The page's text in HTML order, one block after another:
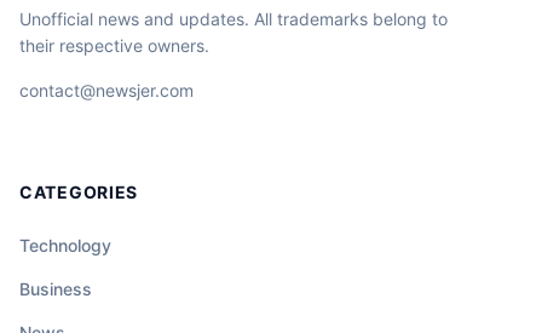
Unofficial news and updates. All trademarks belong to
their respective owners.
contact@newsjer.com
CATEGORIES
Technology
Business